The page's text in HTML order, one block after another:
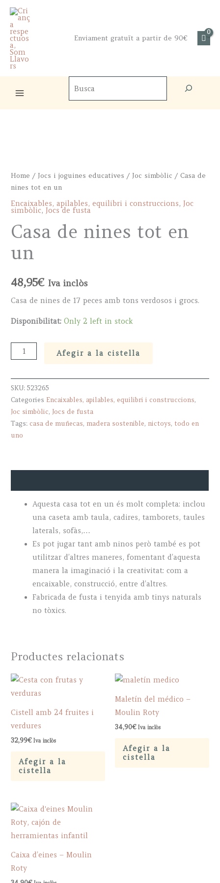
Skip
content
Enviament gratuït a partir de 90€
Home / Jocs i joguines educatives / Joc simbòlic / Casa de
nines tot en un
Encaixables, apilables, equilibri i construccions,Joc
simbòlic,Jocs de fusta
Casa de nines tot en
un
48,95€ Iva inclòs
Casa de nines de 17 peces amb tons verdosos i grocs.
Disponibilitat: Only 2 left in stock
Casa
de
tot
en
un
quantity
Afegir a la cistella
SKU:523265
Categories Encaixables, apilables, equilibri i construccions,
Joc simbòlic, Jocs de fusta
Tags: casa de muñecas, madera sostenible, nictoys, todo en
uno
Aquesta casa tot en un és molt completa: inclou
una caseta amb taula, cadires, tamborets, taules
laterals, sofàs,…
Es pot jugar tant amb ninos però també es pot
utilitzar d’altres maneres, fomentant d’aquesta
manera la imaginació i la creativitat: com a
encaixable, construcció, entre d’altres.
Fabricada de fusta i tenyida amb tinys naturals
no tòxics.
Productes relacionats
Cistell amb 24 fruites i
verdures
32,99€ Iva inclòs
Afegir a la
cistella
Maletín del médico –
Moulin Roty
34,90€ Iva inclòs
Afegir a la
cistella
Caixa d’eines – Moulin
Roty